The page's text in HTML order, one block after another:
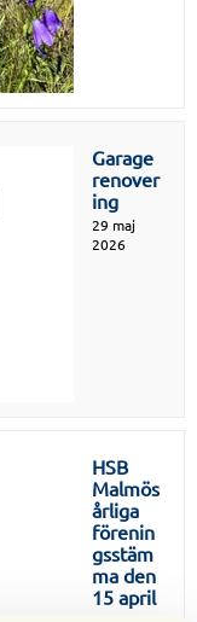
Garage
renover
ing
29 maj
2026
HSB
Malmös
årliga
förenin
gsstäm
ma den
15 april